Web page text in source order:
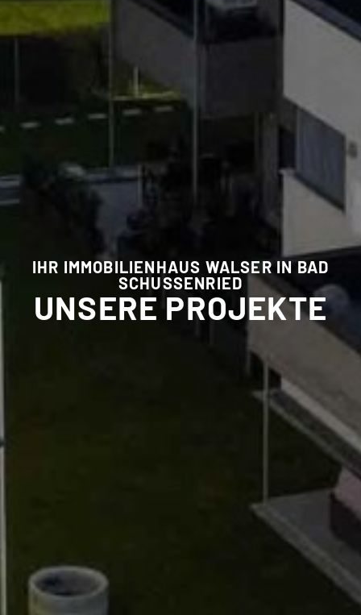
IHR IMMOBILIENHAUS WALSER IN BAD
SCHUSSENRIED
UNSERE PROJEKTE